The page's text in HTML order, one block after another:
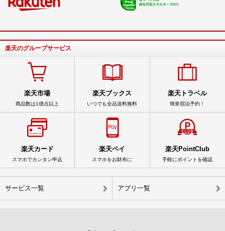
楽天のグループサービス
楽天市場
商品数は1億点以上
楽天ブックス
いつでも全品送料無料
楽天トラベル
簡単宿泊予約！
楽天カード
スマホでカンタン申込
楽天ペイ
スマホをお財布に
楽天PointClub
手軽にポイントを確認
サービス一覧 アプリ一覧